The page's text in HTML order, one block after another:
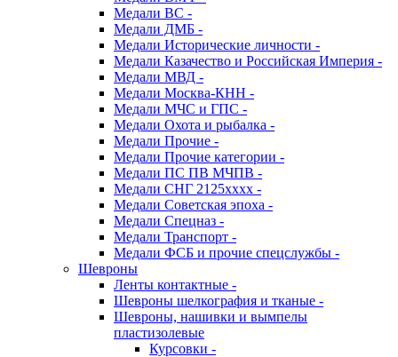
Медали ВС -
Медали ДМБ -
Медали Исторические личности -
Медали Казачество и Российская Империя -
Медали МВД -
Медали Москва-КНН -
Медали МЧС и ГПС -
Медали Охота и рыбалка -
Медали Прочие -
Медали Прочие категории -
Медали ПС ПВ МЧПВ -
Медали СНГ 2125хххх -
Медали Советская эпоха -
Медали Спецназ -
Медали Транспорт -
Медали ФСБ и прочие спецслужбы -
Шевроны
Ленты контактные -
Шевроны шелкография и тканые -
Шевроны, нашивки и вымпелы
пластизолевые
Курсовки -